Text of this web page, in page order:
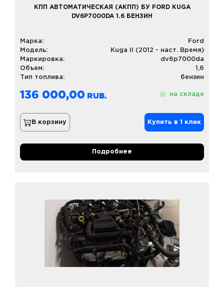
КПП АВТОМАТИЧЕСКАЯ (АКПП) БУ FORD KUGA
DV6P7000DA 1.6 БЕНЗИН
Марка:
Ford
Модель:
Kuga II (2012 - наст. Время)
Маркировка:
dv6p7000da
Объем:
1,6
Тип топлива:
бензин
136 000,00 на складе
В корзину Купить в 1 клик
Подробнее